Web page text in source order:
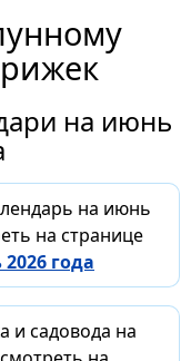
на июнь
на июнь
на странице
года
и садовода на